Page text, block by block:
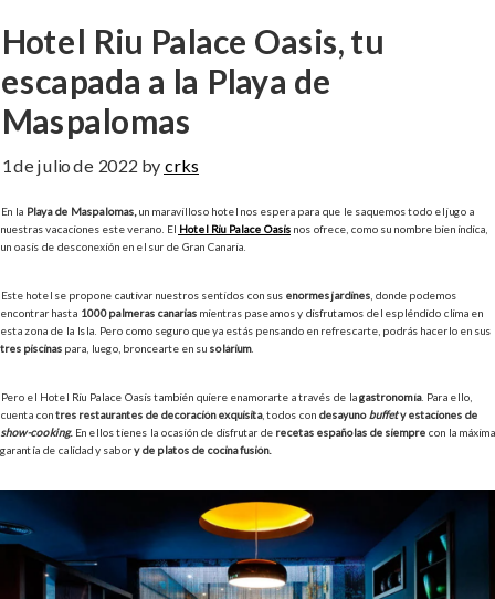
Hotel Riu Palace Oasis, tu
escapada a la Playa de
Maspalomas
1 de julio de 2022 by crks
En la Playa de Maspalomas, un maravilloso hotel nos espera para que le saquemos todo el jugo a
nuestras vacaciones este verano. El Hotel Riu Palace Oasis nos ofrece, como su nombre bien indica,
un oasis de desconexión en el sur de Gran Canaria.
Este hotel se propone cautivar nuestros sentidos con sus enormes jardines , donde podemos
encontrar hasta 1000 palmeras canarias mientras paseamos y disfrutamos del espléndido clima en
esta zona de la Isla. Pero como seguro que ya estás pensando en refrescarte, podrás hacerlo en sus
tres piscinas para, luego, broncearte en su solárium.
Pero el Hotel Riu Palace Oasis también quiere enamorarte a través de lagastronomía. Para ello,
cuenta contres restaurantes de decoración exquisita, todos con desayunobuffety estaciones de
show-cooking. En ellos tienes la ocasión de disfrutar de recetas españolas de siempre con la máxima
garantía de calidad y sabory de platos de cocina fusión.